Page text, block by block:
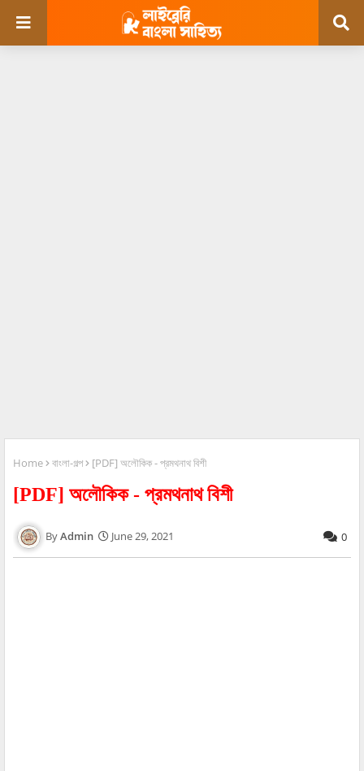
Home বাংলা-গল্প [PDF] অলৌকিক - প্রমথনাথ বিশী
[PDF] অলৌকিক - প্রমথনাথ বিশী
Admin June 29, 2021 0